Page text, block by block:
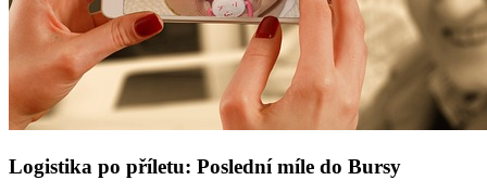
Logistika po příletu: Poslední míle do Bursy